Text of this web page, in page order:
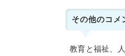
その他のコメ
教育と福祉、